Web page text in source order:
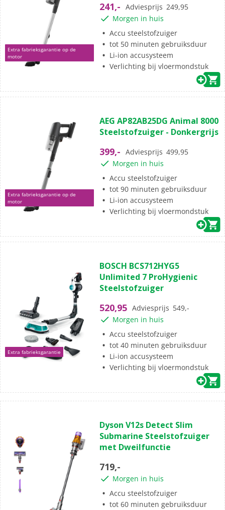
Extra fabrieksgarantie op de
motor
sterren.
2
beoordelingen
241,- Adviesprijs 249,95
Morgen in huis
Accu steelstofzuiger
tot 50 minuten gebruiksduur
Li-ion accusysteem
Verlichting bij vloermondstuk
Extra fabrieksgarantie op de
motor
van
de
sterren.
11
beoordelingen
AEG AP82AB25DG Animal 8000
Steelstofzuiger - Donkergrijs
399,- Adviesprijs 499,95
Morgen in huis
Accu steelstofzuiger
tot 90 minuten gebruiksduur
Li-ion accusysteem
Verlichting bij vloermondstuk
Extra fabrieksgarantie
van
de
5
21
beoordelingen
BOSCH BCS712HYG5
Unlimited 7 ProHygienic
Steelstofzuiger
520,95 Adviesprijs 549,-
Morgen in huis
Accu steelstofzuiger
tot 40 minuten gebruiksduur
Li-ion accusysteem
Verlichting bij vloermondstuk
van
de
5
Dyson V12s Detect Slim
Submarine Steelstofzuiger
met Dweilfunctie
719,-
Morgen in huis
Accu steelstofzuiger
tot 60 minuten gebruiksduur